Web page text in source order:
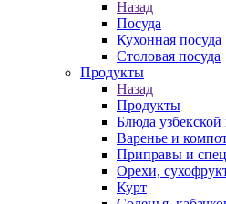
Назад
Посуда
Кухонная посуда
Столовая посуда
Продукты
Назад
Продукты
Блюда узбекской
Варенье и
Приправы и
Орехи,
Курт